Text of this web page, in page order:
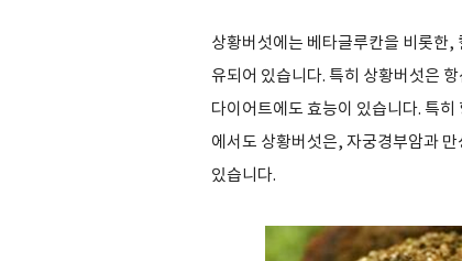
상황버섯에는 베타글루칸을 비롯한
유되어 있습니다. 특히 상황버섯은
다이어트에도 효능이 있습니다. 특
에서도 상황버섯은, 자궁경부암과
있습니다.